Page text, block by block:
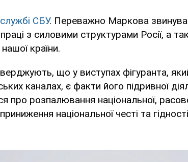
СБУ. Переважно Маркова
з силовими структурами Росії, а
країни.
що у виступах фігуранта,
каналах, є факти його підривної
про розпалювання національної,
національної честі та